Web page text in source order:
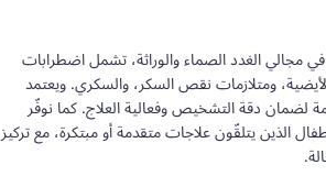
مجالي الغدد الصماء والوراثة، تشمل اضطرابات
ومتلازمات نقص السكر، والسكري. ويعتمد
لضمان دقة التشخيص وفعالية العلاج. كما نوفّر
الذين يتلقّون علاجات متقدمة أو مبتكرة، مع تركيز